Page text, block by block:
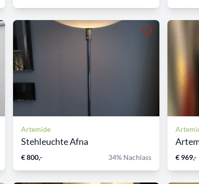
Artemide
Stehleuchte Afna
€ 800,- 34% Nachlass € 969,-